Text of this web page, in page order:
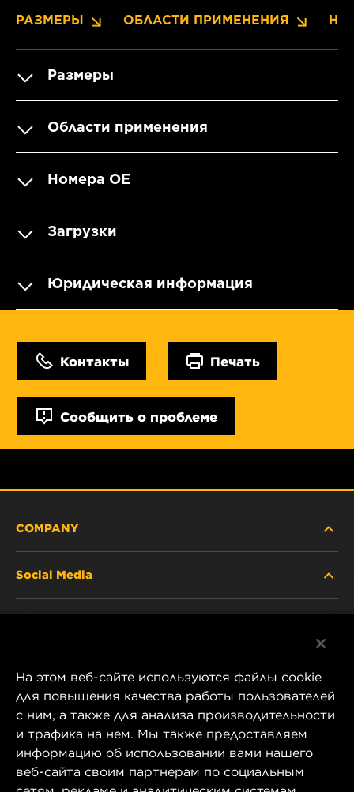
РАЗМЕРЫ ОБЛАСТИ ПРИМЕНЕНИЯ
Размеры
Области применения
Номера OE
Загрузки
Юридическая информация
Контакты Печать
Сообщить о проблеме
COMPANY
CAREER
COMPANY STORE
DATA PRIVACY
Social Media
Instagram
YouTube
1 Wix Way
P.O. Box 1967
На этом веб-сайте используются файлы cookie
для повышения качества работы пользователей
с ним, а также для анализа производительности
и трафика на нем. Мы также предоставляем
информацию об использовании вами нашего
веб-сайта своим партнерам по социальным